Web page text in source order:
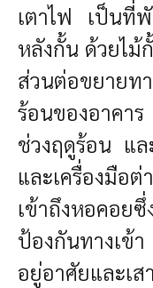
เตาไฟ เป็นที่
หลังกั้น ด้วยไม้
ส่วนต่อขยายท
ร้อนของอาคา
ช่วงฤดูร้อน แล
และเครื่องมือ
เข้าถึงหอคอย
ป้องกันทางเข้
อยู่อาศัยและเ